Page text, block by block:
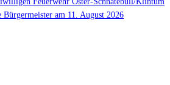
Bürgermeister am 11. August 2026